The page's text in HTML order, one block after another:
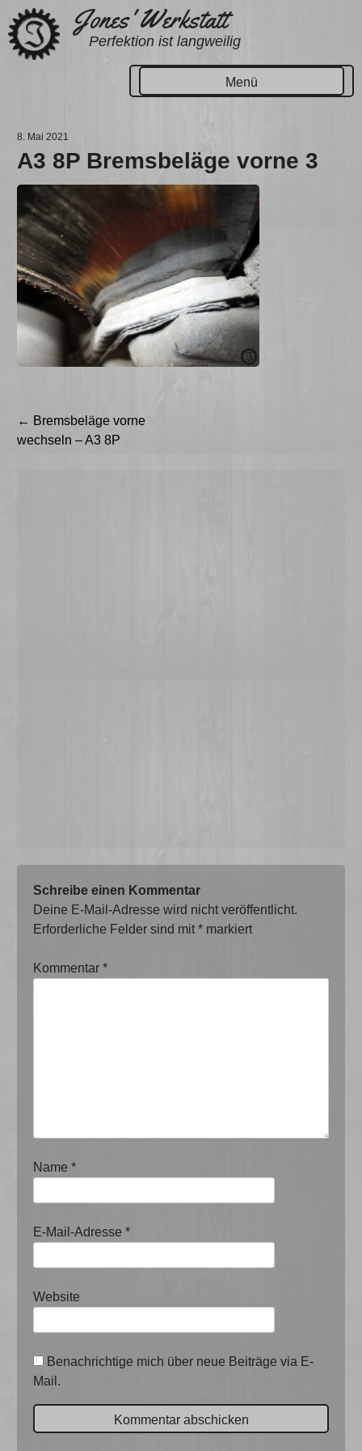
Zum
Inhalt
springen
Jones' Werkstatt
Perfektion ist langweilig
Menü
8. Mai 2021
A3 8P Bremsbeläge vorne 3
Beitragsnavigation
← Bremsbeläge vorne
wechseln – A3 8P
Schreibe einen Kommentar
Deine E-Mail-Adresse wird nicht veröffentlicht.
Erforderliche Felder sind mit* markiert
Kommentar*
Name*
E-Mail-Adresse*
Website
Benachrichtige mich über neue Beiträge via E-
Mail.